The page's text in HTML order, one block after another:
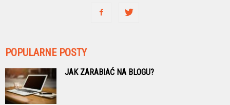
POPULARNE POSTY
JAK ZARABIAĆ NA BLOGU?